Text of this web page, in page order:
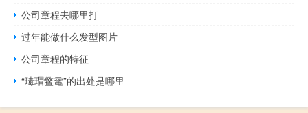
公司章程去哪里打
过年能做什么发型图片
公司章程的特征
“瑇瑁鳖鼋”的出处是哪里